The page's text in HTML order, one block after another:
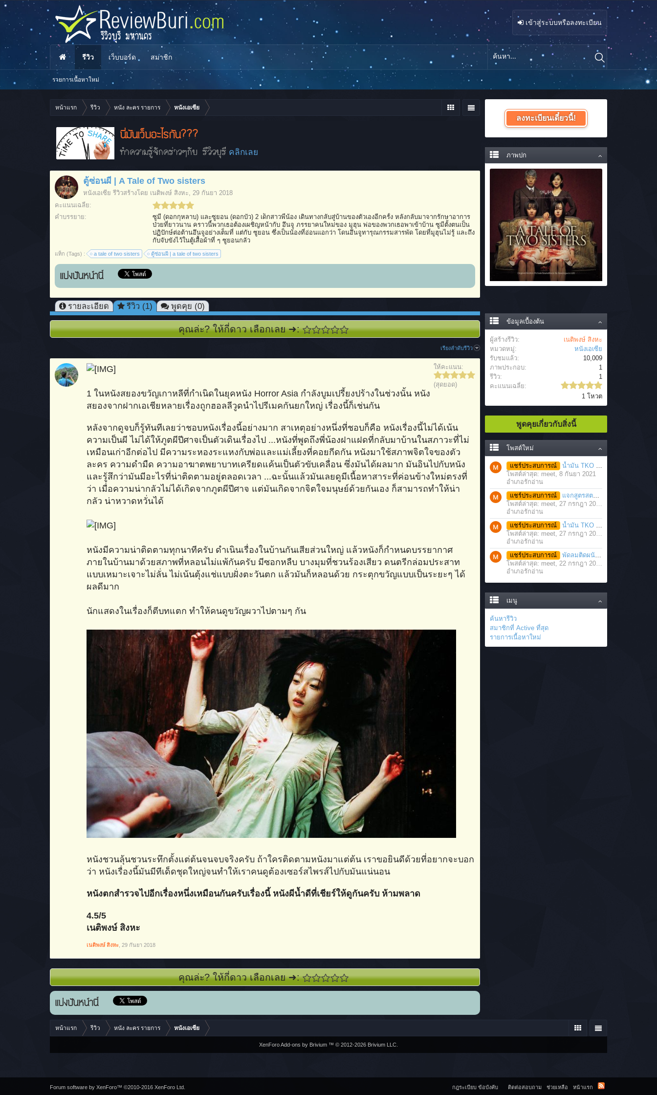
หน้าแรก รีวิว หนัง ละคร รายการ หนังเอเซีย
นี่มันเว็บอะไรกัน???
ทำความรู้จักคร่าวๆกับ รีวิวบุรี คลิกเลย
ตู้ซ่อนผี | A Tale of Two sisters
หนังเอเซีย รีวิวสร้างโดย เนติพงษ์ สิงหะ, 29 กันยา 2018
คะแนนเฉลี่ย:
คำบรรยาย:
ซูมี (ดอกกุหลาบ) และซูยอน (ดอกบัว) 2 เด็กสาวพี่น้อง เดินทางกลับสู่บ้านของตัวเองอีกครั้ง หลังกลับมาจากรักษาอาการ
ป่วยที่ยาวนาน คราวนี้พวกเธอต้องเผชิญหน้ากับ อึนจู ภรรยาคนใหม่ของ มูฮุน พ่อของพวกเธอพาเข้าบ้าน ซูมีตั้งตนเป็น
ปฏิปักษ์ต่อต้านอึนจูอย่างเต็มที่ แต่กับ ซูยอน ซึ่งเป็นน้องที่อ่อนแอกว่า โดนอึนจูทารุณกรรมสารพัด โดยที่มูฮุนไม่รู้ และถึง
กับจับขังไว้ในตู้เสื้อผ้าที่ ๆ ซูยอนกลัว
แท็ก (Tags) : a tale of two sisters ตู้ซ่อนผี | a tale of two sisters
แบ่งปันหน้านี้
รายละเอียด รีวิว (1) พูดคุย (0)
คุณล่ะ? ให้กี่ดาว เลือกเลย ➜:
เรียงลำดับรีวิว
ให้คะแนน:
(สุดยอด)
1 ในหนังสยองขวัญเกาหลีที่กำเนิดในยุคหนัง Horror Asia กำลังบูมเปรี้ยงปร้างในช่วงนั้น หนัง
สยองจากฝากเอเชียหลายเรื่องถูกฮอลลีวูดนำไปรีเมคกันยกใหญ่ เรื่องนี้ก็เช่นกัน
หลังจากดูจบก็รู้ทันทีเลยว่าชอบหนังเรื่องนี้อย่างมาก สาเหตุอย่างหนึ่งที่ชอบก็คือ หนังเรื่องนี้ไม่ได้เน้น
ความเป็นผี ไม่ได้ให้ภูตผีปีศาจเป็นตัวเดินเรื่องไป ...หนังที่พูดถึงพี่น้องฝาแฝดที่กลับมาบ้านในสภาวะที่ไม่
เหมือนเก่าอีกต่อไป มีความระหองระแหงกับพ่อและแม่เลี้ยงที่คอยกีดกัน หนังมาใช้สภาพจิตใจของตัว
ละคร ความดำมืด ความอาฆาตพยาบาทเครียดแค้นเป็นตัวขับเคลื่อน ซึ่งมันได้ผลมาก มันอินไปกับหนัง
และรู้สึกว่ามันมีอะไรที่น่าติดตามอยู่ตลอดเวลา ...ฉะนั้นแล้วมันเลยดูมีเนื้อหาสาระที่ค่อนข้างใหม่ตรงที่
ว่า เมื่อความน่ากลัวไม่ได้เกิดจากภูตผีปีศาจ แต่มันเกิดจากจิตใจมนุษย์ด้วยกันเอง ก็สามารถทำให้น่า
กลัว น่าหวาดหวั่นได้
หนังมีความน่าติดตามทุกนาทีครับ ดำเนินเรื่องในบ้านกันเสียส่วนใหญ่ แล้วหนังก็กำหนดบรรยากาศ
ภายในบ้านมาด้วยสภาพที่หลอนไม่แพ้กันครับ มีซอกหลืบ บางมุมที่ชวนร้องเสียว ดนตรีกล่อมประสาท
แบบเหมาะเจาะไม่ลั่น ไม่เน้นตุ้งแช่แบบฝั่งตะวันตก แล้วมันก็หลอนด้วย กระตุกขวัญแบบเป็นระยะๆ ได้
ผลดีมาก
นักแสดงในเรื่องก็ตีบทแตก ทำให้คนดูขวัญผวาไปตามๆ กัน
หนังชวนลุ้นชวนระทึกตั้งแต่ต้นจนจบจริงครับ ถ้าใครติดตามหนังมาแต่ต้น เราขอยินดีด้วยที่อยากจะบอก
ว่า หนังเรื่องนี้มันมีทีเด็ดชุดใหญ่จนทำให้เราคนดูต้องเซอร์สไพรส์ไปกับมันแน่นอน
หนังตกสำรวจไปอีกเรื่องหนึ่งเหมือนกันครับเรื่องนี้ หนังผีน้ำดีที่เชียร์ให้ดูกันครับ ห้ามพลาด
4.5/5
เนติพงษ์ สิงหะ
เนติพงษ์ สิงหะ 29 กันยา 2018
คุณล่ะ? ให้กี่ดาว เลือกเลย ➜:
แบ่งปันหน้านี้
ลงทะเบียนเดี๋ยวนี้!
ภาพปก
ข้อมูลเบื้องต้น
ผู้สร้างรีวิว:
เนติพงษ์ สิงหะ
หมวดหมู่:
หนังเอเซีย
รับชมแล้ว:
10,009
ภาพประกอบ:
1
รีวิว:
1
คะแนนเฉลี่ย:
1 โหวต
พูดคุยเกี่ยวกับสิ่งนี้
โพสต์ใหม่
แชร์ประสบการณ์
น้ำมัน TKO นวดคลายเส้นคลายกล้ามเนื้อ จากภาวะตึงหรือเคล็ด บาดเจ็บ ได้อย่างฉับพลัน
โพสต์ล่าสุด: meet, 8 กันยา 2021
อำเภอรักอ่าน
แชร์ประสบการณ์
แจกสูตรสตรอว์เบอร์รี่โยเกิร์ตสมูทตี้ ทำง่าย อร่อย แค่มีเครื่องปั่นน้ำผลไม้
โพสต์ล่าสุด: meet, 27 กรกฎา 2021
อำเภอรักอ่าน
แชร์ประสบการณ์
น้ำมัน TKO คลายเส้น คลายกล้ามเนื้อ บรรเทาอาการบาดเจ็บโดยฉับพลัน
โพสต์ล่าสุด: meet, 27 กรกฎา 2021
อำเภอรักอ่าน
แชร์ประสบการณ์
พัดลมติดผนัง มอเตอร์ประสิทธิภาพสูง ติดตั้งง่าย ประหยัดพื้นที่
โพสต์ล่าสุด: meet, 22 กรกฎา 2021
อำเภอรักอ่าน
เมนู
ค้นหารีวิว
สมาชิกที่ Active ที่สุด
รายการเนื้อหาใหม่
หน้าแรก รีวิว หนัง ละคร รายการ หนังเอเซีย
XenForo Add-ons by Brivium ™ © 2012-2026 Brivium LLC.
เข้าสู่ระบบหรือลงทะเบียน
รีวิว
รายการเนื้อหาใหม่
เว็บบอร์ด สมาชิก
Forum software by XenForo™ ©2010-2016 XenForo Ltd. กฎระเบียบ ข้อบังคับ ติดต่อสอบถาม ช่วยเหลือ หน้าแรก